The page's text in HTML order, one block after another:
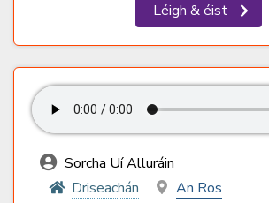
Léigh & éist
Sorcha Uí Alluráin
Driseachán
An Ros